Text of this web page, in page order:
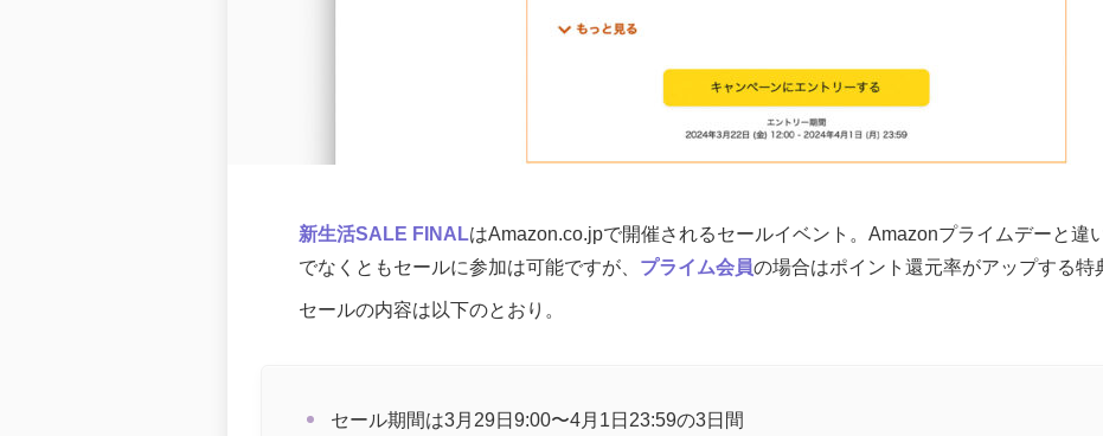
新生活SALE FINALはAmazon.co.jpで開催されるセールイベント。Amazonプライムデーと違
でなくともセールに参加は可能ですが、 プライム会員の場合はポイント還元率がアップする特
セールの内容は以下のとおり。
セール期間は3月29日9:00〜4月1日23:59の3日間